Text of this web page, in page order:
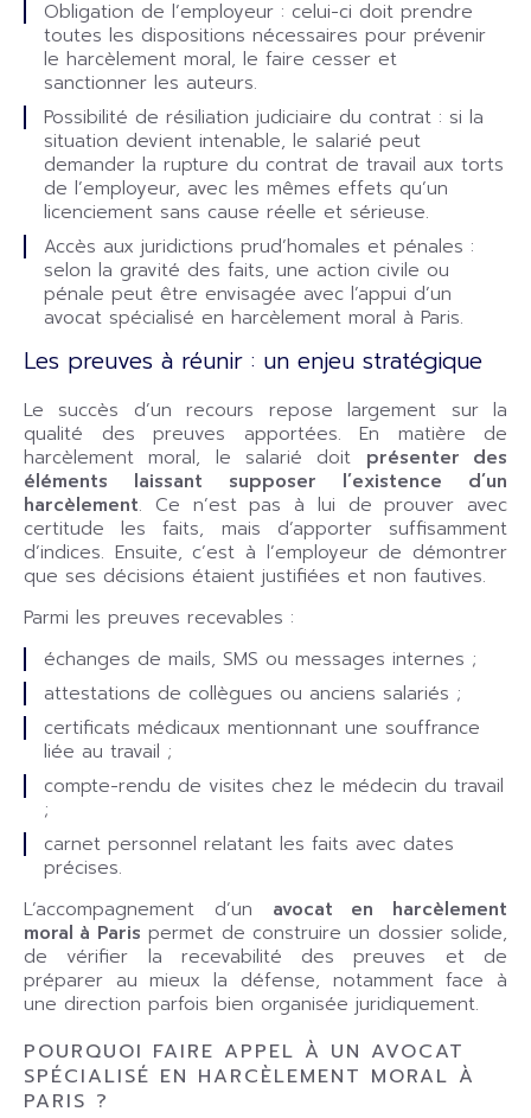
Obligation de l’employeur : celui-ci doit prendre
toutes les dispositions nécessaires pour prévenir
le harcèlement moral, le faire cesser et
sanctionner les auteurs.
Possibilité de résiliation judiciaire du contrat : si la
situation devient intenable, le salarié peut
demander la rupture du contrat de travail aux torts
de l’employeur, avec les mêmes effets qu’un
licenciement sans cause réelle et sérieuse.
Accès aux juridictions prud’homales et pénales :
selon la gravité des faits, une action civile ou
pénale peut être envisagée avec l’appui d’un
avocat spécialisé en harcèlement moral à Paris.
Les preuves à réunir : un enjeu stratégique
Le succès d’un recours repose largement sur la
qualité des preuves apportées. En matière de
harcèlement moral, le salarié doit présenter des
éléments laissant supposer l’existence d’un
harcèlement. Ce n’est pas à lui de prouver avec
certitude les faits, mais d’apporter suffisamment
d’indices. Ensuite, c’est à l’employeur de démontrer
que ses décisions étaient justifiées et non fautives.
Parmi les preuves recevables :
échanges de mails, SMS ou messages internes ;
attestations de collègues ou anciens salariés ;
certificats médicaux mentionnant une souffrance
liée au travail ;
compte-rendu de visites chez le médecin du travail
;
carnet personnel relatant les faits avec dates
précises.
L’accompagnement d’un avocat en harcèlement
moral à Paris permet de construire un dossier solide,
de vérifier la recevabilité des preuves et de
préparer au mieux la défense, notamment face à
une direction parfois bien organisée juridiquement.
POURQUOI FAIRE APPEL À UN AVOCAT
SPÉCIALISÉ EN HARCÈLEMENT MORAL À
PARIS ?